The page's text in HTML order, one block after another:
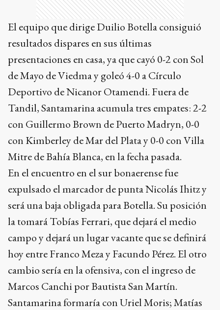
El equipo que dirige Duilio Botella consiguió
resultados dispares en sus últimas
presentaciones en casa, ya que cayó 0-2 con Sol
de Mayo de Viedma y goleó 4-0 a Círculo
Deportivo de Nicanor Otamendi. Fuera de
Tandil, Santamarina acumula tres empates: 2-2
con Guillermo Brown de Puerto Madryn, 0-0
con Kimberley de Mar del Plata y 0-0 con Villa
Mitre de Bahía Blanca, en la fecha pasada.
En el encuentro en el sur bonaerense fue
expulsado el marcador de punta Nicolás Ihitz y
será una baja obligada para Botella. Su posición
la tomará Tobías Ferrari, que dejará el medio
campo y dejará un lugar vacante que se definirá
hoy entre Franco Meza y Facundo Pérez. El otro
cambio sería en la ofensiva, con el ingreso de
Marcos Canchi por Bautista San Martín.
Santamarina formaría con Uriel Moris; Matías